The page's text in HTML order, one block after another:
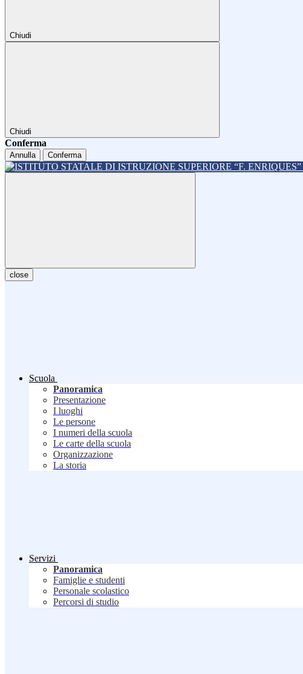
Chiudi
Chiudi
Conferma
Annulla Conferma
close
Scuola
Panoramica
Presentazione
I luoghi
Le persone
I numeri della scuola
Le carte della scuola
Organizzazione
La storia
Servizi
Panoramica
Famiglie e studenti
Personale scolastico
Percorsi di studio